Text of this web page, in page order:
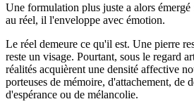
Une formulation plus juste a alors émergé
au réel, il l'enveloppe avec émotion.
Le réel demeure ce qu'il est. Une pierre
reste un visage. Pourtant, sous le regard
réalités acquièrent une densité affective
porteuses de mémoire, d'attachement, de
d'espérance ou de mélancolie.